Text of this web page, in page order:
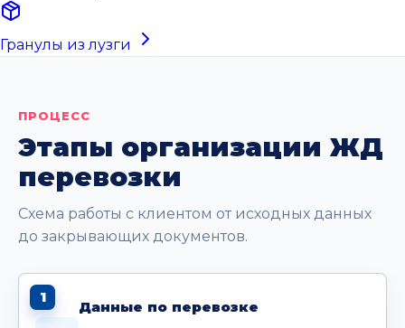
Гранулы из лузги
ПРОЦЕСС
Этапы организации ЖД
перевозки
Схема работы с клиентом от исходных данных
до закрывающих документов.
1
Данные по перевозке